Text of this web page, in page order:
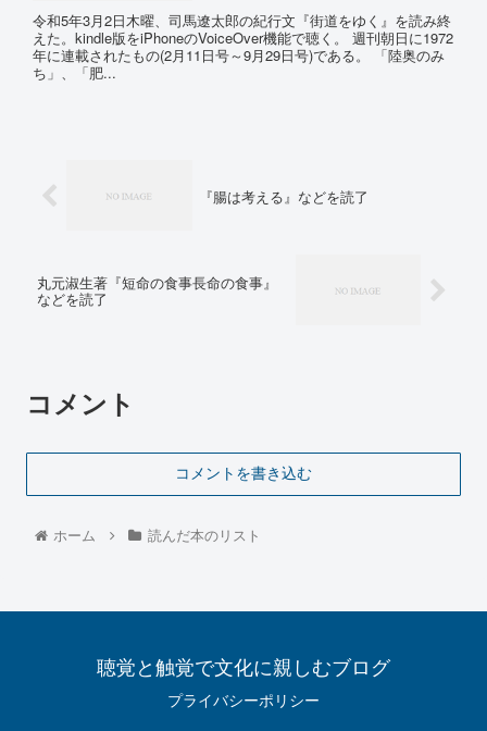
令和5年3月2日木曜、司馬遼太郎の紀行文『街道をゆく』を読み終
えた。kindle版をiPhoneのVoiceOver機能で聴く。 週刊朝日に1972
年に連載されたもの(2月11日号～9月29日号)である。 「陸奥のみ
ち」、「肥...
『腸は考える』などを読了
丸元淑生著『短命の食事長命の食事』
などを読了
コメント
コメントを書き込む
ホーム 読んだ本のリスト
聴覚と触覚で文化に親しむブログ
プライバシーポリシー